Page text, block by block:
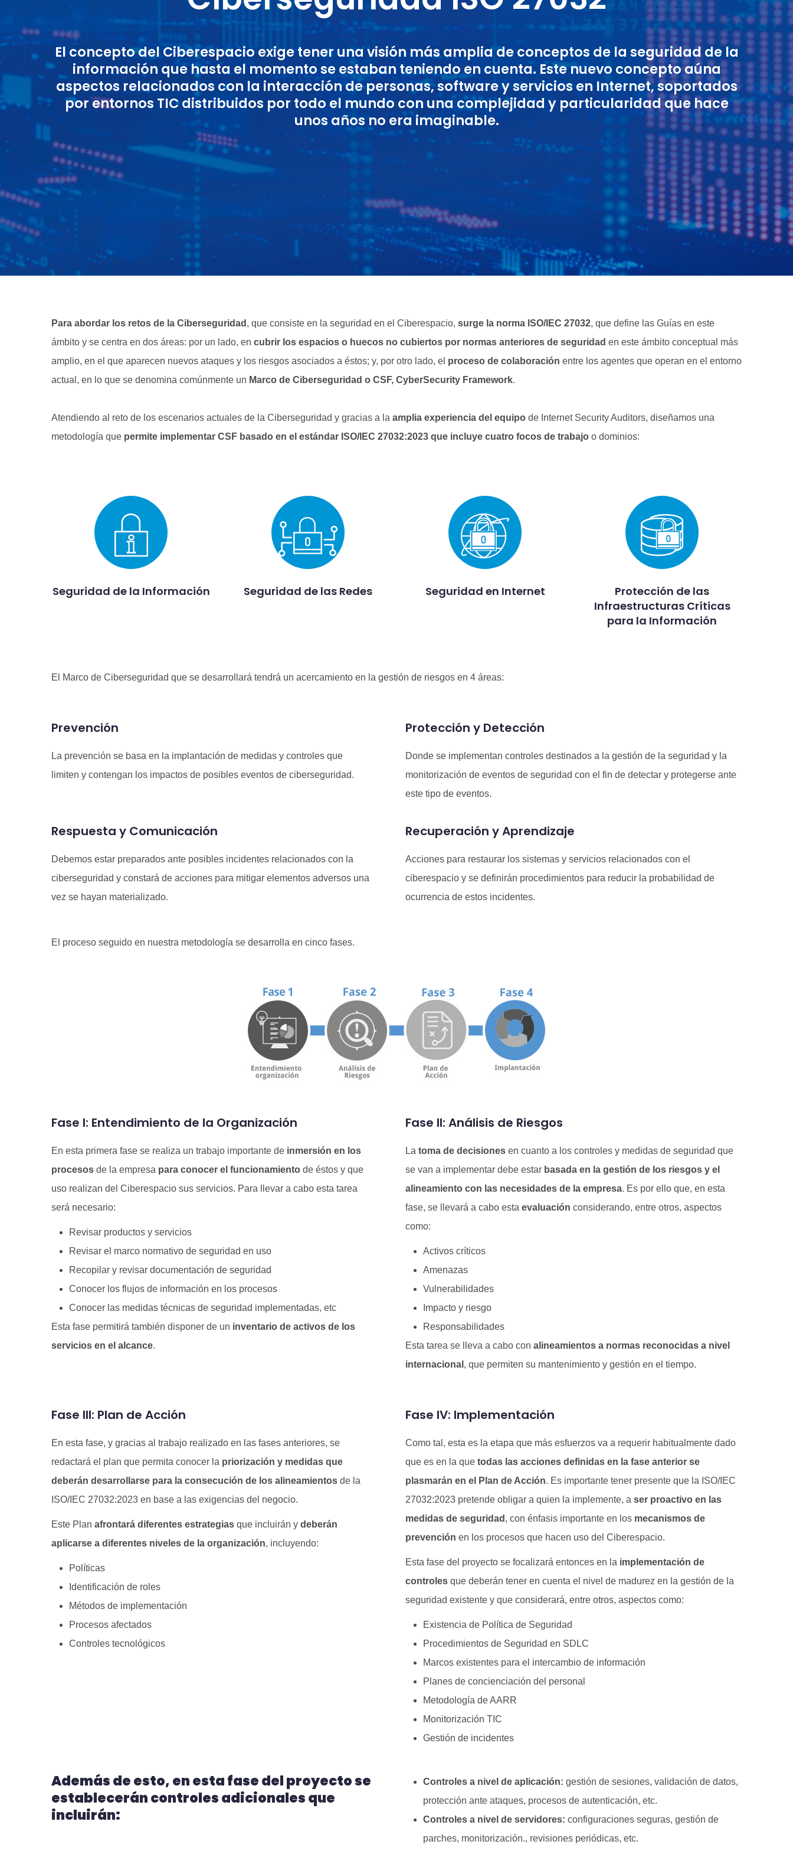
El concepto del Ciberespacio exige tener una visión más amplia de conceptos de la seguridad de la
información que hasta el momento se estaban teniendo en cuenta. Este nuevo concepto aúna
aspectos relacionados con la interacción de personas, software y servicios en Internet, soportados
por entornos TIC distribuidos por todo el mundo con una complejidad y particularidad que hace
unos años no era imaginable.
Para abordar los retos de la Ciberseguridad , que consiste en la seguridad en el Ciberespacio, surge la norma ISO/IEC 27032, que define las Guías en este
ámbito y se centra en dos áreas: por un lado, en cubrir los espacios o huecos no cubiertos por normas anteriores de seguridad en este ámbito conceptual más
amplio, en el que aparecen nuevos ataques y los riesgos asociados a éstos; y, por otro lado, el proceso de colaboración entre los agentes que operan en el entorno
actual, en lo que se denomina comúnmente un Marco de Ciberseguridad o CSF, CyberSecurity Framework.
Atendiendo al reto de los escenarios actuales de la Ciberseguridad y gracias a la amplia experiencia del equipo de Internet Security Auditors, diseñamos una
metodología que permite implementar CSF basado en el estándar ISO/IEC 27032:2023 que incluye cuatro focos de trabajo o dominios:
Seguridad de la Información Seguridad de las Redes Seguridad en Internet
Protección de las
Infraestructuras Críticas
para la Información
El Marco de Ciberseguridad que se desarrollará tendrá un acercamiento en la gestión de riesgos en 4 áreas:
Prevención
La prevención se basa en la implantación de medidas y controles que
limiten y contengan los impactos de posibles eventos de ciberseguridad.
Protección y Detección
Donde se implementan controles destinados a la gestión de la seguridad y la
monitorización de eventos de seguridad con el fin de detectar y protegerse ante
este tipo de eventos.
Respuesta y Comunicación
Debemos estar preparados ante posibles incidentes relacionados con la
ciberseguridad y constará de acciones para mitigar elementos adversos una
vez se hayan materializado.
Recuperación y Aprendizaje
Acciones para restaurar los sistemas y servicios relacionados con el
ciberespacio y se definirán procedimientos para reducir la probabilidad de
ocurrencia de estos incidentes.
El proceso seguido en nuestra metodología se desarrolla en cinco fases.
Fase I: Entendimiento de la Organización
En esta primera fase se realiza un trabajo importante de inmersión en los
procesos de la empresa para conocer el funcionamiento de éstos y que
uso realizan del Ciberespacio sus servicios. Para llevar a cabo esta tarea
será necesario:
Revisar productos y servicios
Revisar el marco normativo de seguridad en uso
Recopilar y revisar documentación de seguridad
Conocer los flujos de información en los procesos
Conocer las medidas técnicas de seguridad implementadas, etc
Esta fase permitirá también disponer de un inventario de activos de los
servicios en el alcance.
Fase II: Análisis de Riesgos
La toma de decisiones en cuanto a los controles y medidas de seguridad que
se van a implementar debe estar basada en la gestión de los riesgos y el
alineamiento con las necesidades de la empresa. Es por ello que, en esta
fase, se llevará a cabo esta evaluación considerando, entre otros, aspectos
como:
Activos críticos
Amenazas
Vulnerabilidades
Impacto y riesgo
Responsabilidades
Esta tarea se lleva a cabo con alineamientos a normas reconocidas a nivel
internacional , que permiten su mantenimiento y gestión en el tiempo.
Fase III: Plan de Acción
En esta fase, y gracias al trabajo realizado en las fases anteriores, se
redactará el plan que permita conocer la priorización y medidas que
deberán desarrollarse para la consecución de los alineamientos de la
ISO/IEC 27032:2023 en base a las exigencias del negocio.
Este Plan afrontará diferentes estrategias que incluirán y deberán
aplicarse a diferentes niveles de la organización, incluyendo:
Políticas
Identificación de roles
Métodos de implementación
Procesos afectados
Controles tecnológicos
Fase IV: Implementación
Como tal, esta es la etapa que más esfuerzos va a requerir habitualmente dado
que es en la que todas las acciones definidas en la fase anterior se
plasmarán en el Plan de Acción. Es importante tener presente que la ISO/IEC
27032:2023 pretende obligar a quien la implemente, a ser proactivo en las
medidas de seguridad , con énfasis importante en los mecanismos de
prevención en los procesos que hacen uso del Ciberespacio.
Esta fase del proyecto se focalizará entonces en la implementación de
controles que deberán tener en cuenta el nivel de madurez en la gestión de la
seguridad existente y que considerará, entre otros, aspectos como:
Existencia de Política de Seguridad
Procedimientos de Seguridad en SDLC
Marcos existentes para el intercambio de información
Planes de concienciación del personal
Metodología de AARR
Monitorización TIC
Gestión de incidentes
Además de esto, en esta fase del proyecto se
establecerán controles adicionales que
incluirán:
Controles a nivel de aplicación: gestión de sesiones, validación de datos,
protección ante ataques, procesos de autenticación, etc.
Controles a nivel de servidores: configuraciones seguras, gestión de
parches, monitorización., revisiones periódicas, etc.